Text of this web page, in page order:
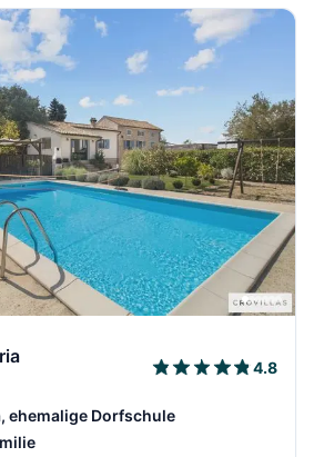
4.8
ehemalige Dorfschule